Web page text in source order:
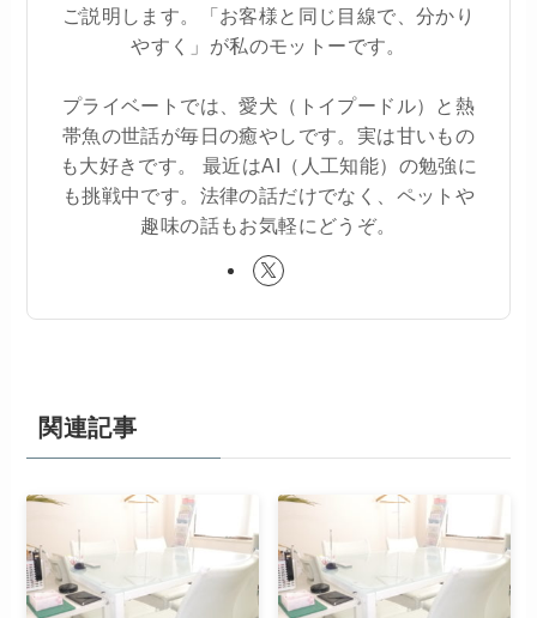
ご説明します。「お客様と同じ目線で、分かり
やすく」が私のモットーです。
プライベートでは、愛犬（トイプードル）と熱
帯魚の世話が毎日の癒やしです。実は甘いもの
も大好きです。 最近はAI（人工知能）の勉強に
も挑戦中です。法律の話だけでなく、ペットや
趣味の話もお気軽にどうぞ。
関連記事